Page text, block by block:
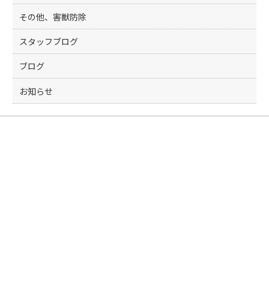
その他、害獣防除
スタッフブログ
ブログ
お知らせ